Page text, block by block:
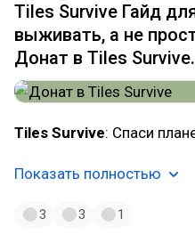
Tiles Survive Гайд
выживать, а не
Донат в Tiles Survive.
Tiles Survive: Спаси
Показать полностью
3 3 1